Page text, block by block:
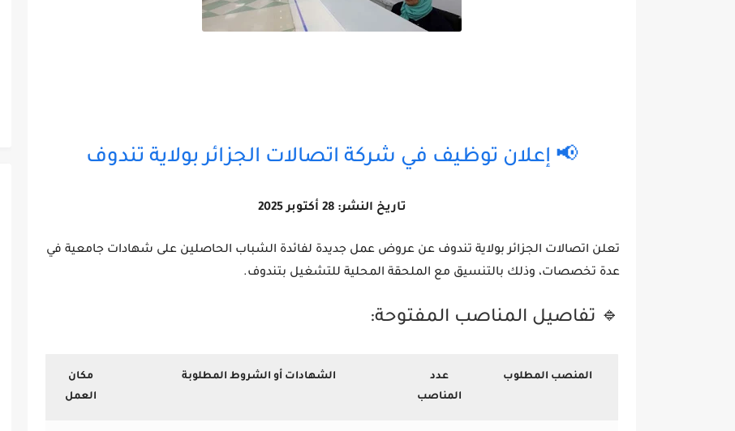
📢 إعلان توظيف في شركة اتصالات الجزائر بولاية تندوف
تاريخ النشر: 28 أكتوبر 2025
تعلن اتصالات الجزائربولاية تندوف عن عروض عمل جديدة لفائدة الشباب الحاصلين على شهادات جامعية في
عدة تخصصات، وذلك بالتنسيق مع الملحقة المحلية للتشغيل بتندوف.
🔹 تفاصيل المناصب المفتوحة:
المنصب المطلوب
عدد
المناصب
الشهادات أو الشروط المطلوبة
مكان
العمل